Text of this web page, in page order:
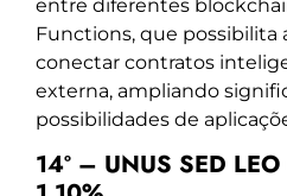
entre diferentes
Functions, que possibilita
conectar contratos
externa, ampliando
possibilidades de
14º – UNUS SED